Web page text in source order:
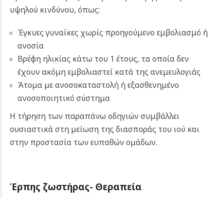
υψηλού κινδύνου, όπως:
Έγκυες γυναίκες χωρίς προηγούμενο εμβολιασμό ή
ανοσία
Βρέφη ηλικίας κάτω του 1 έτους, τα οποία δεν
έχουν ακόμη εμβολιαστεί κατά της ανεμευλογιάς
Άτομα με ανοσοκαταστολή ή εξασθενημένο
ανοσοποιητικό σύστημα
Η τήρηση των παραπάνω οδηγιών συμβάλλει
ουσιαστικά στη μείωση της διασποράς του ιού και
στην προστασία των ευπαθών ομάδων.
Έρπης ζωστήρας- Θεραπεία